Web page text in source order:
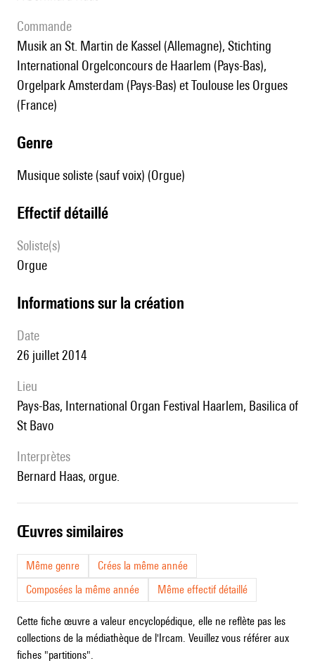
Commande
Musik an St. Martin de Kassel (Allemagne), Stichting
International Orgelconcours de Haarlem (Pays-Bas),
Orgelpark Amsterdam (Pays-Bas) et Toulouse les Orgues
(France)
genre
Musique soliste (sauf voix) (Orgue)
effectif détaillé
Soliste(s)
orgue
informations sur la création
date
26 juillet 2014
lieu
Pays-Bas, International Organ Festival Haarlem, Basilica of
St Bavo
interprètes
Bernard Haas, orgue.
œuvres similaires
Même genre
Crées la même année
Composées la même année
Même effectif détaillé
Cette fiche œuvre a valeur encyclopédique, elle ne reflète pas les
collections de la médiathèque de l'Ircam. Veuillez vous référer aux
fiches "partitions".